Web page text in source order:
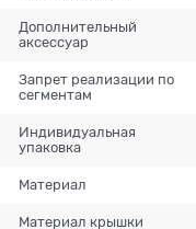
Дополнительный
аксессуар
Запрет реализации по
сегментам
Индивидуальная
упаковка
Материал
Материал крышки